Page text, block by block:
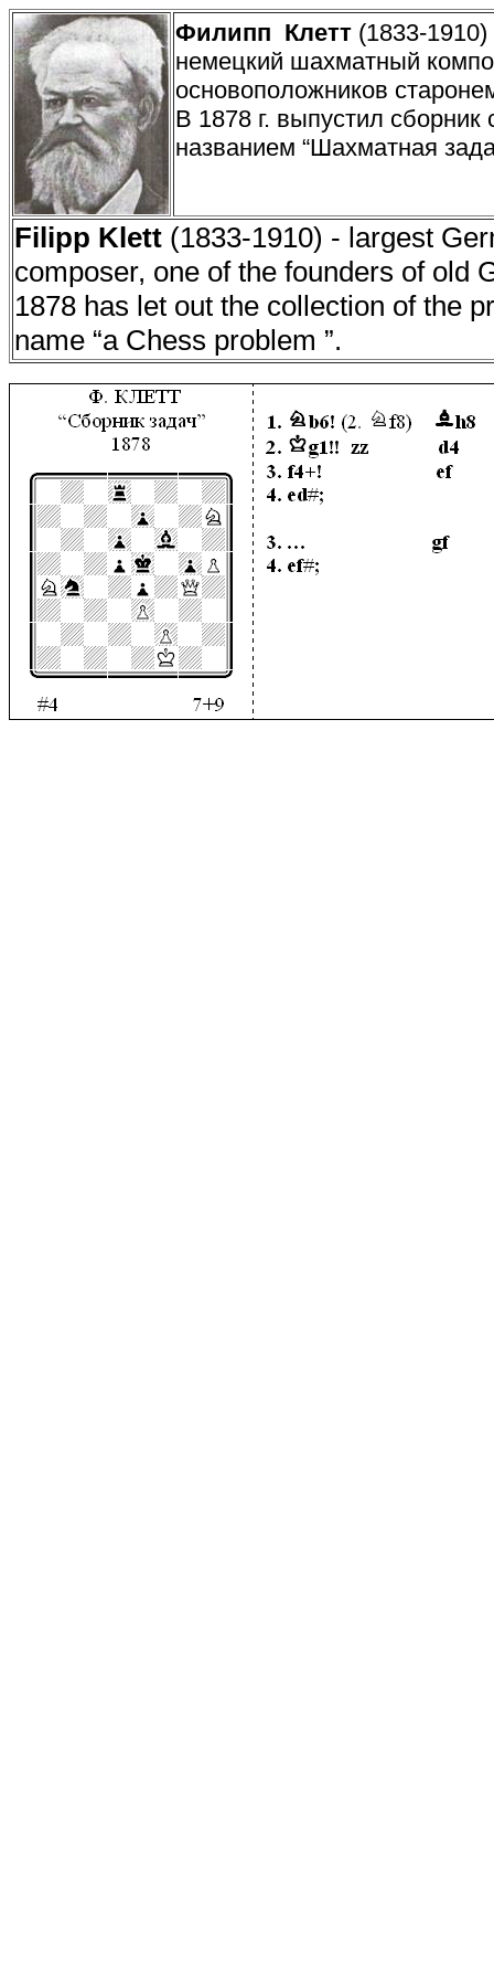
Филипп Клетт (1833-
немецкий шахматный
основоположников
В 1878 г. выпустил сборник
названием “Шахматная
Filipp Klett (1833-1910) - largest
composer, one of the founders of old
1878 has let out the collection of the
name “a Chess problem ”.